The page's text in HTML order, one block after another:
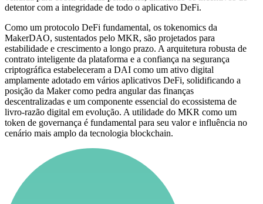
detentor com a integridade de todo o aplicativo DeFi.
Como um protocolo DeFi fundamental, os tokenomics da
MakerDAO, sustentados pelo MKR, são projetados para
estabilidade e crescimento a longo prazo. A arquitetura robusta de
contrato inteligente da plataforma e a confiança na segurança
criptográfica estabeleceram a DAI como um ativo digital
amplamente adotado em vários aplicativos DeFi, solidificando a
posição da Maker como pedra angular das finanças
descentralizadas e um componente essencial do ecossistema de
livro-razão digital em evolução. A utilidade do MKR como um
token de governança é fundamental para seu valor e influência no
cenário mais amplo da tecnologia blockchain.